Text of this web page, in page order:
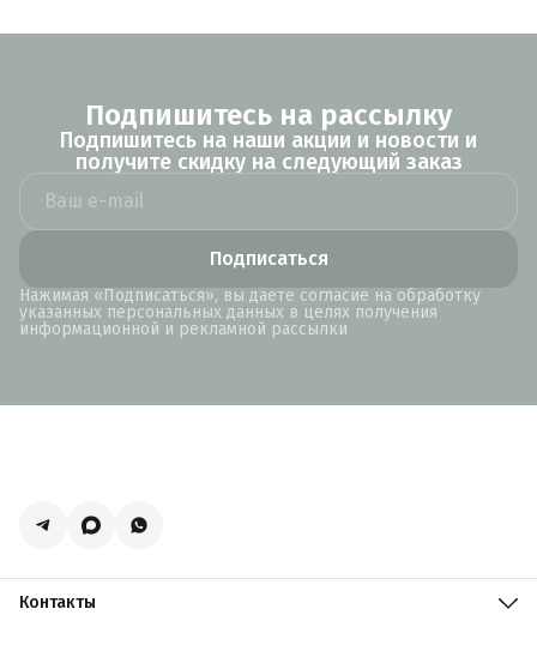
Подпишитесь на рассылку
Подпишитесь на наши акции и новости и
получите скидку на следующий заказ
Подписаться
Нажимая «Подписаться», вы даете согласие на обработку
указанных персональных данных в целях получения
информационной и рекламной рассылки
Контакты